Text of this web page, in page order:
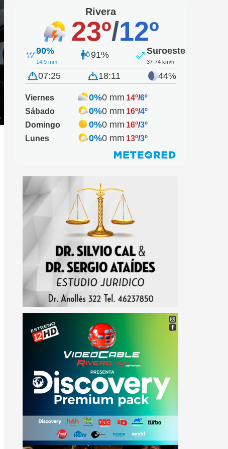
Rivera
23º/12º
90%
14.9 mm
91% Suroeste
37-74 km/h
07:25 18:11 44%
Viernes 0%0 mm 14º/6º
Sábado
0%0 mm 16º/4º
Domingo
0%0 mm 16º/3º
Lunes
0%0 mm 13º/3º